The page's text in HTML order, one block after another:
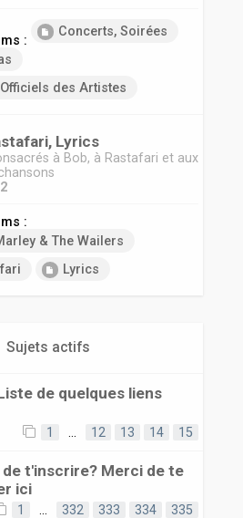
:
Concerts, Soirées
des Artistes
Lyrics
à Bob, à Rastafari et aux
:
& The Wailers
Lyrics
Sujets actifs
de quelques liens
1 12 13 14 15
de t'inscrire? Merci de te
ici
1 332 333 334 335